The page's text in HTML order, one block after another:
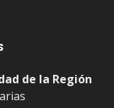
de la Región